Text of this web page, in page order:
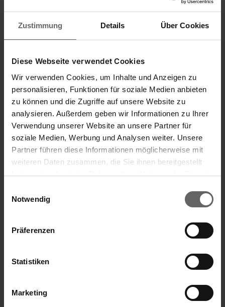
Zustimmung Details Über Cookies
Diese Webseite verwendet Cookies
Wir verwenden Cookies, um Inhalte und Anzeigen zu
personalisieren, Funktionen für soziale Medien anbieten
zu können und die Zugriffe auf unsere Website zu
analysieren. Außerdem geben wir Informationen zu Ihrer
Verwendung unserer Website an unsere Partner für
soziale Medien, Werbung und Analysen weiter. Unsere
Partner führen diese Informationen möglicherweise mit
weiteren Daten zusammen, die Sie ihnen bereitgestellt
haben oder die sie im Rahmen Ihrer Nutzung der Dienste
Cookies, wenn Sie unsere Webseite weiterhin nutzen.
Notwendig
Präferenzen
Statistiken
Marketing
(152)
89,00 zł
Powierzchnia ważenia 20 x 15 cm, nośność 5 kg
(dokładność do 1 g)
Wyświetlacz LCD, wysokość cyfr 1,2 cm
Dodaj do koszyka